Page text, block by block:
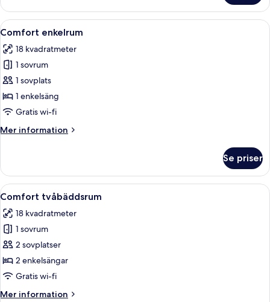
dubbelrum
Öppna
alla
foton
för
Comfort
enkelrum
Ett hotellrum med en säng, ett
6
Comfort enkelrum
18 kvadratmeter
1 sovrum
1 sovplats
1 enkelsäng
Gratis wi-fi
Mer information
Mer
enkelrum
Se priser
Öppna
alla
foton
för
Comfort
tvåbäddsrum
Ett modernt hotellrum med en säng,
6
Comfort tvåbäddsrum
18 kvadratmeter
1 sovrum
2 sovplatser
2 enkelsängar
Gratis wi-fi
Mer information
Mer